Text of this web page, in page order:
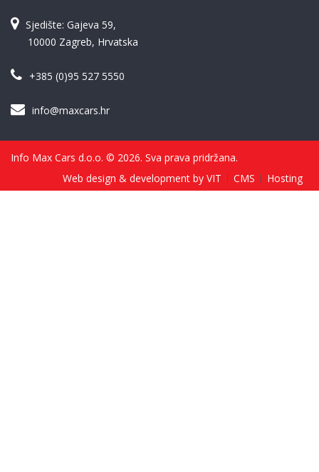
Sjedište: Gajeva 59,
10000 Zagreb, Hrvatska
+385 (0)95 527 5550
info@maxcars.hr
Info Max Cars d.o.o. © 2026. Sva prava pridržana.
Web design & development by VIT
CMS Hosting